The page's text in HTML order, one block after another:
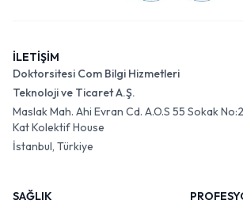
İLETİŞİM
Doktorsitesi Com Bilgi Hizmetleri
Teknoloji ve Ticaret A.Ş.
Maslak Mah. Ahi Evran Cd. A.O.S 55 Sokak
Kat Kolektif House
İstanbul, Türkiye
SAĞLIK